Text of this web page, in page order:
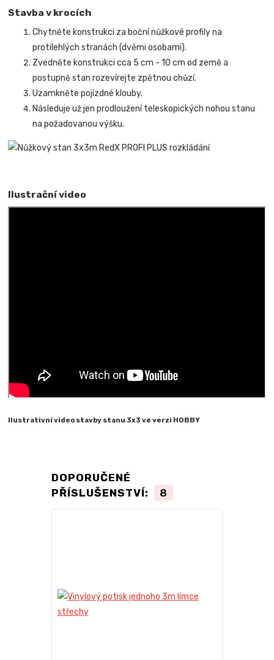
Stavba v krocích
Chytněte konstrukci za boční nůžkové profily na
protilehlých stranách (dvěmi osobami).
Zvedněte konstrukci cca 5 cm - 10 cm od země a
postupně stan rozevírejte zpětnou chůzí.
Uzamkněte pojízdné klouby.
Následuje už jen prodloužení teleskopických nohou stanu
na požadovanou výšku.
Ilustrační video
Ilustrativní video stavby stanu 3x3 ve verzi HOBBY
DOPORUČENÉ
PŘÍSLUŠENSTVÍ:
8